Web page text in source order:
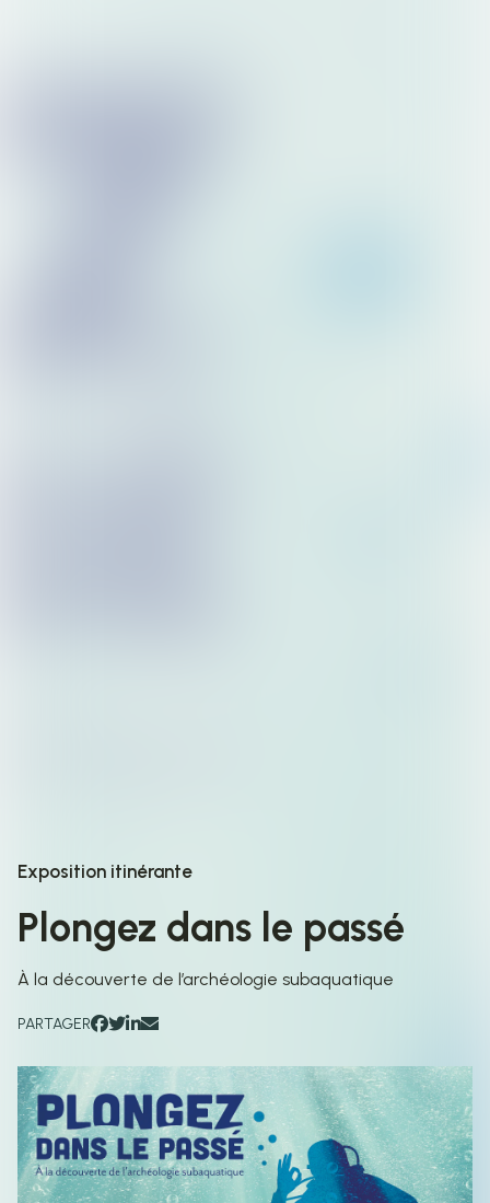
Exposition itinérante
Plongez dans le passé
À la découverte de l’archéologie subaquatique
PARTAGER